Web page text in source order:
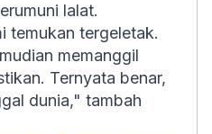
lalat.
temukan tergeletak.
memanggil
Ternyata benar,
dunia," tambah